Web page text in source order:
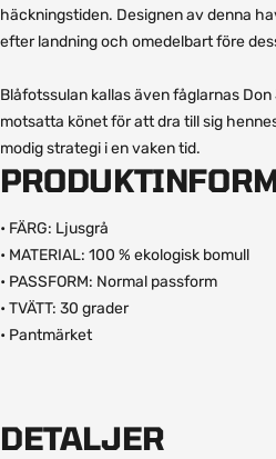
häckningstiden. Designen av denna
efter landning och omedelbart före
Blåfotssulan kallas även fåglarnas
motsatta könet för att dra till sig
modig strategi i en vaken tid.
• FÄRG: Ljusgrå
• MATERIAL: 100 % ekologisk bomull
• PASSFORM: Normal passform
• TVÄTT: 30 grader
• Pantmärket
DETALJER